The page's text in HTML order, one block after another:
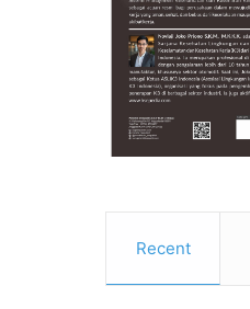
Recent